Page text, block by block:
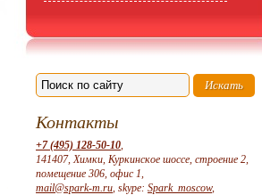
Контакты
+7 (495) 128-50-10,
141407, Химки, Куркинское шоссе, строение 2,
помещение 306, офис 1,
mail@spark-m.ru, skype: Spark_moscow,